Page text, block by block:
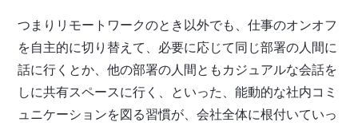
つまりリモートワークのとき以外でも、仕事のオンオフ
を自主的に切り替えて、必要に応じて同じ部署の人間に
話に行くとか、他の部署の人間ともカジュアルな会話を
しに共有スペースに行く、といった、能動的な社内コミ
ュニケーションを図る習慣が、会社全体に根付いていっ